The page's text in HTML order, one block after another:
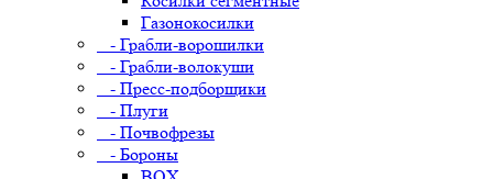
Газонокосилки
- Грабли-ворошилки
- Грабли-волокуши
- Пресс-подборщики
- Плуги
- Почвофрезы
- Бороны